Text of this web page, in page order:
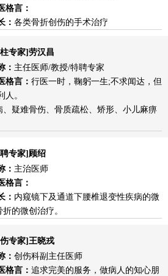
格言：
： 各类骨折创伤的手术治疗
专家]劳汉昌
： 主任医师/教授/特聘专家
格言： 行医一时，鞠躬一生;不求闻达，但
人。
疑难骨伤、骨质疏松、矫形、小儿麻痹
专家]顾绍
： 主治医师
格言：
： 内窥镜下及通道下腰椎退变性疾病的微
的微创治疗。
专家]王晓戎
： 创伤科副主任医师
格言： 追求完美的服务，做病人的知心朋